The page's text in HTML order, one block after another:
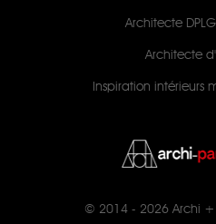
Architecte
Architecte
Inspiration intérieurs
© 2014 - 2026 Archi +